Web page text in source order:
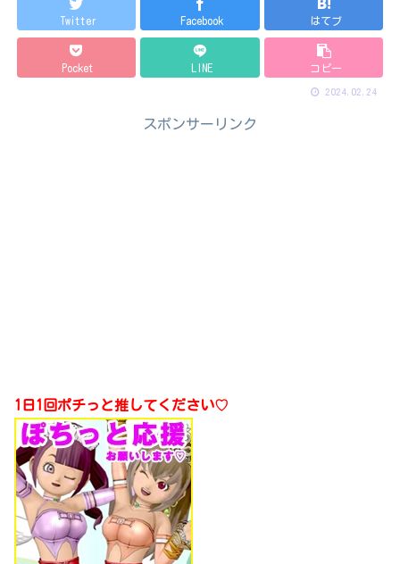
Twitter Facebook はてブ
Pocket LINE コピー
2024.02.24
スポンサーリンク
1日1回ポチっと推してください♡